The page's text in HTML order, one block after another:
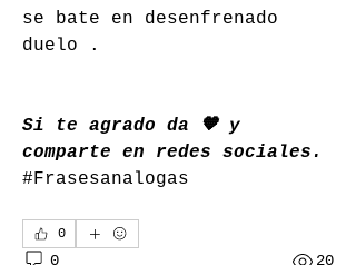
se bate en desenfrenado
duelo .
Si te agrado da 🧡 y
comparte en redes sociales.
#Frasesanalogas
0
0 20